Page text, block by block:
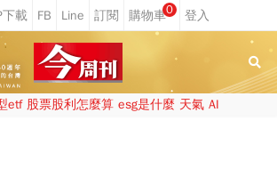
0
etf 股票股利怎麼算 esg是什麼 天氣 AI